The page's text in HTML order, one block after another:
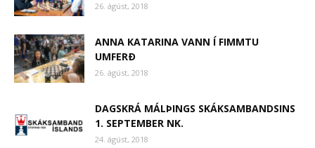
26. ágúst, 2018
ANNA KATARINA VANN Í FIMMTU
UMFERÐ
26. ágúst, 2018
DAGSKRÁ MÁLÞINGS SKÁKSAMBANDSINS
1. SEPTEMBER NK.
24. ágúst, 2018